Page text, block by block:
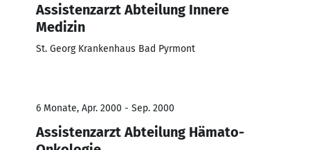
Assistenzarzt Abteilung Innere
Medizin
St. Georg Krankenhaus Bad Pyrmont
6 Monate, Apr. 2000 - Sep. 2000
Assistenzarzt Abteilung Hämato-